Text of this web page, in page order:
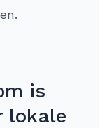
is
lokale